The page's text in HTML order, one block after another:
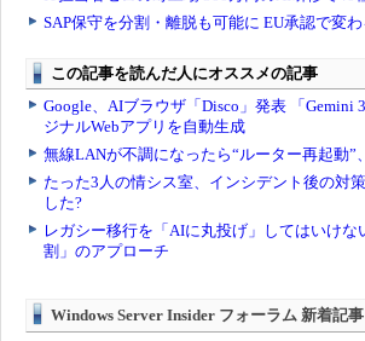
Windows Server Insider フォーラム 新着記事